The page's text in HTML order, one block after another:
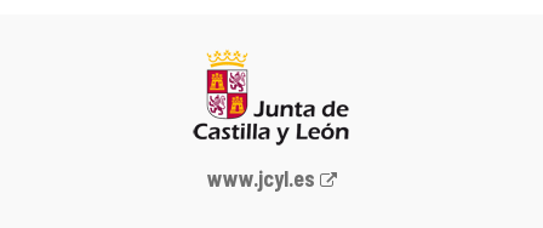
Portail
www.jcyl.es